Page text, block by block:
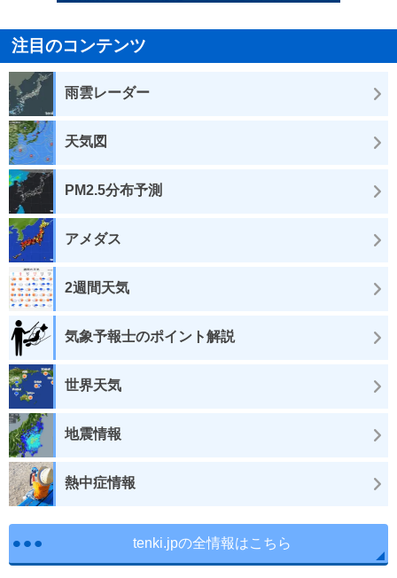
注目のコンテンツ
雨雲レーダー
天気図
PM2.5分布予測
アメダス
2週間天気
気象予報士のポイント解説
世界天気
地震情報
熱中症情報
tenki.jpの全情報はこちら